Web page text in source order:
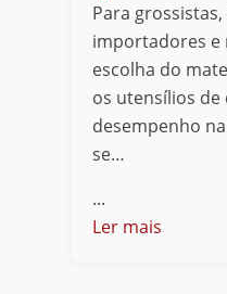
Para
importadores e
escolha do
os utensílios de
desempenho
se…
...
Ler mais